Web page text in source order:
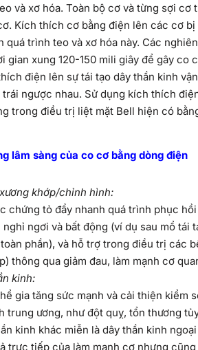
và xơ hóa. Toàn bộ cơ và từng sợi cơ
Kích thích cơ bằng điện lên các cơ
quá trình teo và xơ hóa này. Các
gian xung 120-150 mili giây để gây co
điện lên sự tái tạo dây thần kinh
ngược nhau. Sử dụng kích thích
trong điều trị liệt mặt Bell hiện có
lâm sàng của co cơ bằng dòng điện
khớp/chỉnh hình:
chứng tỏ đẩy nhanh quá trình phục
ngơi và bất động (ví dụ sau mổ tái
phần), và hỗ trợ trong điều trị các
thông qua giảm đau, làm mạnh cơ
kinh:
gia tăng sức mạnh và cải thiện kiểm
trung ương, như đột quỵ, tổn thương
kinh khác miễn là dây thần kinh
trực tiếp của làm mạnh cơ nhưng